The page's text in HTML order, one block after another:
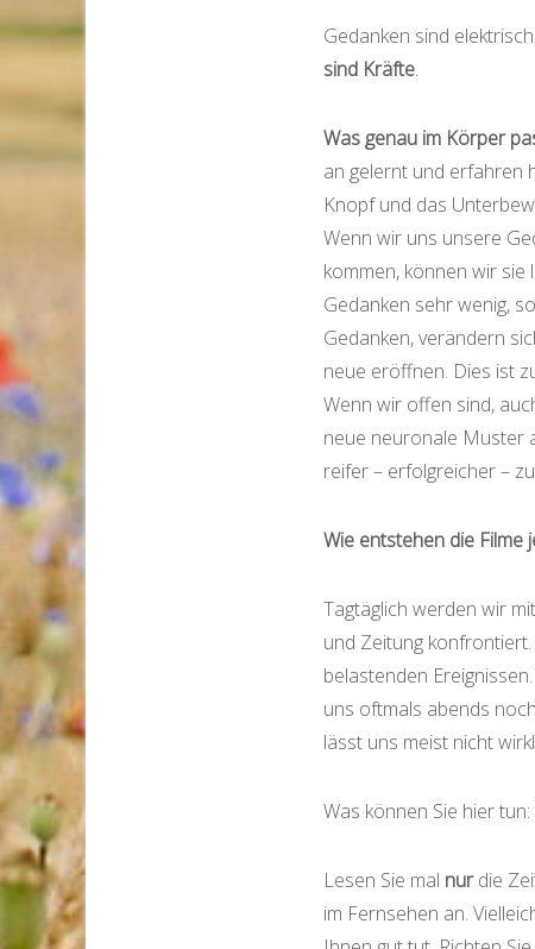
Gedanken sind
sind Kräfte.
Was genau im Körper
an gelernt und erfahren
Knopf und das
Wenn wir uns unsere
kommen, können wir
Gedanken sehr wenig,
Gedanken, verändern
neue eröffnen. Dies ist
Wenn wir offen sind,
neue neuronale Muster
reifer – erfolgreicher –
Wie entstehen die Filme
Tagtäglich werden wir
und Zeitung
belastenden
uns oftmals abends
lässt uns meist nicht
Was können Sie hier tun:
Lesen Sie mal nurdie
im Fernsehen an.